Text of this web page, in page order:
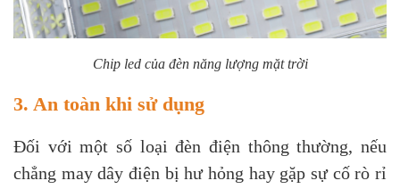
Chip led của đèn năng lượng mặt trời
3. An toàn khi sử dụng
Đối với một số loại đèn điện thông thường, nếu
chẳng may dây điện bị hư hỏng hay gặp sự cố rò rỉ